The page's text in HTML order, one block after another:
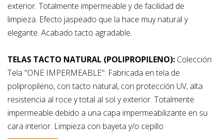
exterior. Totalmente impermeable y de facilidad de
limpieza. Efecto jaspeado que la hace muy natural y
elegante. Acabado tacto agradable.
TELAS TACTO NATURAL (POLIPROPILENO): Colección
Tela "ONE IMPERMEABLE": Fabricada en tela de
polipropileno, con tacto natural, con protección UV, alta
resistencia al roce y total al sol y exterior. Totalmente
impermeable debido a una capa impermeabilizante en su
cara interior. Limpieza con bayeta y/o cepillo